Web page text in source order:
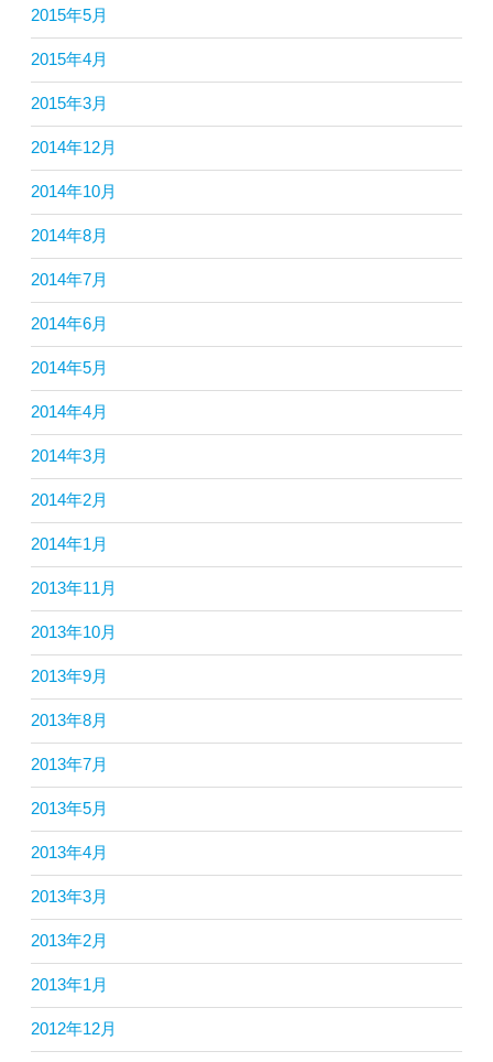
2015年5月
2015年4月
2015年3月
2014年12月
2014年10月
2014年8月
2014年7月
2014年6月
2014年5月
2014年4月
2014年3月
2014年2月
2014年1月
2013年11月
2013年10月
2013年9月
2013年8月
2013年7月
2013年5月
2013年4月
2013年3月
2013年2月
2013年1月
2012年12月